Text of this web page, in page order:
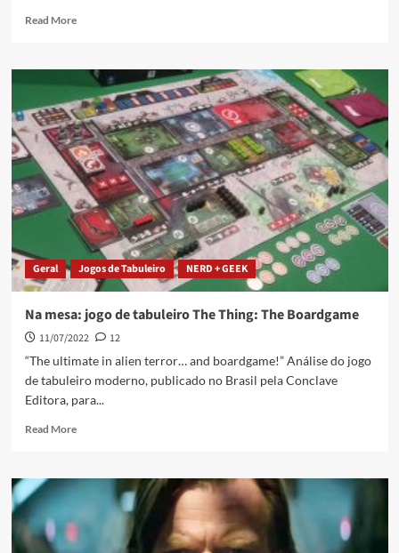
Read More
Geral Jogos de Tabuleiro NERD + GEEK
Na mesa: jogo de tabuleiro The Thing: The Boardgame
11/07/2022
12
“The ultimate in alien terror… and boardgame!” Análise do jogo
de tabuleiro moderno, publicado no Brasil pela Conclave
Editora, para...
Read More